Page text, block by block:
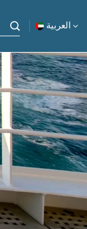
العربية
English
русский
español
Indonesia
العربية